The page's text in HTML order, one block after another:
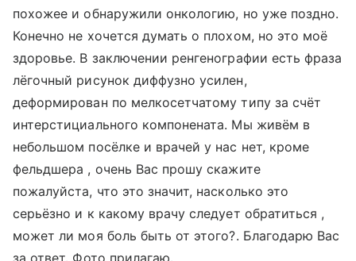
похожее и обнаружили онкологию, но уже поздно.
Конечно не хочется думать о плохом, но это моё
здоровье. В заключении ренгенографии есть фраза
лёгочный рисунок диффузно усилен,
деформирован по мелкосетчатому типу за счёт
интерстициального компонената. Мы живём в
небольшом посёлке и врачей у нас нет, кроме
фельдшера , очень Вас прошу скажите
пожалуйста, что это значит, насколько это
серьёзно и к какому врачу следует обратиться ,
может ли моя боль быть от этого?. Благодарю Вас
за ответ. Фото прилагаю.